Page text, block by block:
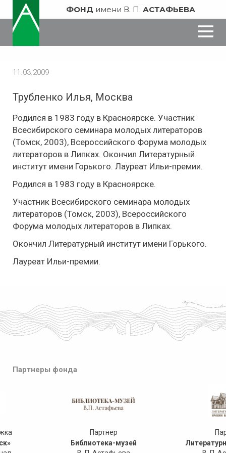
ФОНД имени В. П. АСТАФЬЕВА
11.03.2009
Трубленко​ Илья, Москва
Родился в 1983 году в Красноярске. Участник
Всесибирского семинара молодых литераторов
(Томск, 2003), Всероссийского Форума молодых
литераторов в Липках. Окончил Литературный
институт имени Горького. Лауреат Ильи-премии.
Родился в 1983 году в Красноярске.
Участник Всесибирского семинара молодых
литераторов (Томск, 2003), Всероссийского
Форума молодых литераторов в Липках.
Окончил Литературный институт имени Горького.
Лауреат Ильи-премии.
Партнеры фонда
Партнер
Библиотека-музей